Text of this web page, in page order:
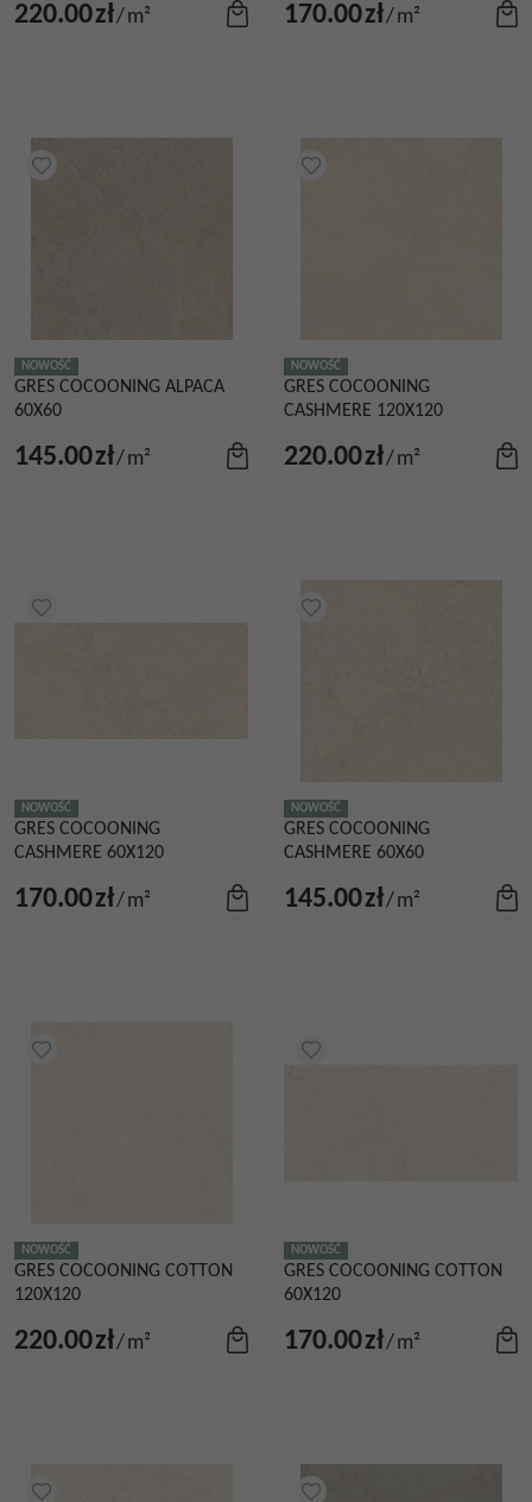
220.00zł/m² 170.00zł/m²
NOWOŚĆ
GRES COCOONING ALPACA
60X60
145.00zł/m²
NOWOŚĆ
GRES COCOONING
CASHMERE 120X120
220.00zł/m²
NOWOŚĆ
GRES COCOONING
CASHMERE 60X120
170.00zł/m²
NOWOŚĆ
GRES COCOONING
CASHMERE 60X60
145.00zł/m²
NOWOŚĆ
GRES COCOONING COTTON
120X120
220.00zł/m²
NOWOŚĆ
GRES COCOONING COTTON
60X120
170.00zł/m²